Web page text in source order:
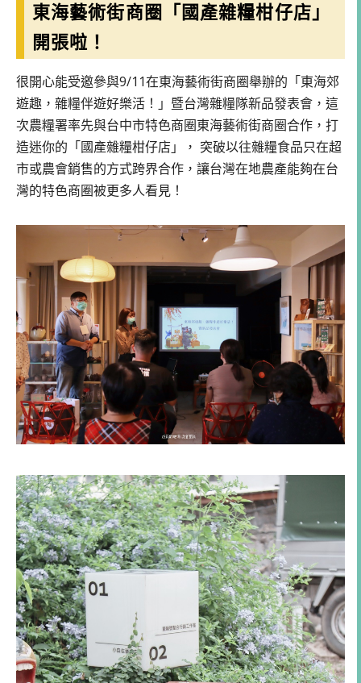
東海藝術街商圈「國產雜糧柑仔店」
開張啦！
很開心能受邀參與9/11在東海藝術街商圈舉辦的「東海郊
遊趣，雜糧伴遊好樂活！」暨台灣雜糧隊新品發表會，這
次農糧署率先與台中市特色商圈東海藝術街商圈合作，打
造迷你的「國產雜糧柑仔店」， 突破以往雜糧食品只在超
市或農會銷售的方式跨界合作，讓台灣在地農產能夠在台
灣的特色商圈被更多人看見！